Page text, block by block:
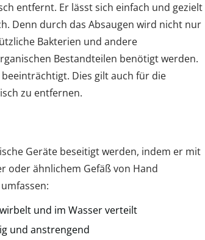
entfernt. Er lässt sich einfach und gezielt
Denn durch das Absaugen wird nicht nur
Bakterien und andere
Bestandteilen benötigt werden.
Dies gilt auch für die
zu entfernen.
Geräte beseitigt werden, indem er mit
oder ähnlichem Gefäß von Hand
und im Wasser verteilt
und anstrengend